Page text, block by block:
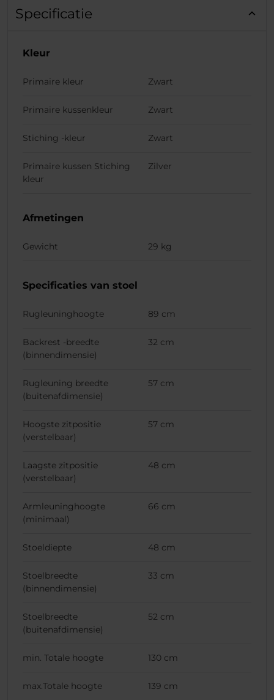
Specificatie
Kleur
Primaire kleur Zwart
Primaire kussenkleur Zwart
Stiching -kleur Zwart
Primaire kussen Stiching
kleur
Zilver
Afmetingen
Gewicht 29 kg
Specificaties van stoel
Rugleuninghoogte 89 cm
Backrest -breedte
(binnendimensie)
32 cm
Rugleuning breedte
(buitenafdimensie)
57 cm
Hoogste zitpositie
(verstelbaar)
57 cm
Laagste zitpositie
(verstelbaar)
48 cm
Armleuninghoogte
(minimaal)
66 cm
Stoeldiepte 48 cm
Stoelbreedte
(binnendimensie)
33 cm
Stoelbreedte
(buitenafdimensie)
52 cm
min. Totale hoogte 130 cm
max.Totale hoogte 139 cm